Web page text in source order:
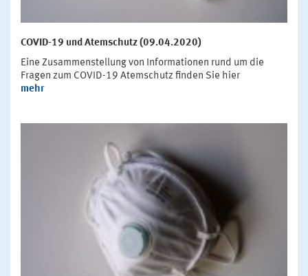
COVID-19 und Atemschutz (09.04.2020)
Eine Zusammenstellung von Informationen rund um die
Fragen zum COVID-19 Atemschutz finden Sie hier
mehr